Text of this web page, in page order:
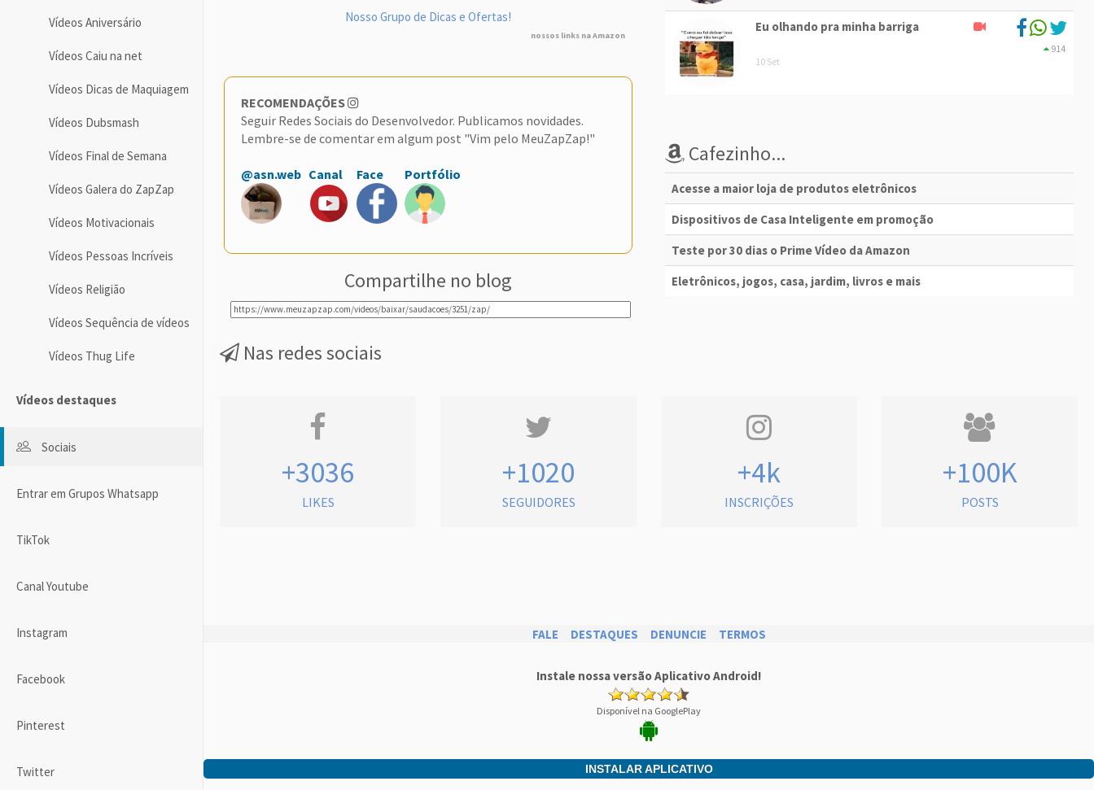
Vídeos Aniversário
Vídeos Caiu na net
Vídeos Dicas de Maquiagem
Vídeos Dubsmash
Vídeos Final de Semana
Vídeos Galera do ZapZap
Vídeos Motivacionais
Vídeos Pessoas Incríveis
Vídeos Religião
Vídeos Sequência de vídeos
Vídeos Thug Life
Vídeos destaques
Sociais
Entrar em Grupos Whatsapp
TikTok
Canal Youtube
Instagram
Facebook
Pinterest
Twitter
Nosso Grupo de Dicas e Ofertas!
nossos links na Amazon
RECOMENDAÇÕES
Seguir Redes Sociais do Desenvolvedor. Publicamos novidades.
Lembre-se de comentar em algum post "Vim pelo MeuZapZap!"
@asn.web Canal Face Portfólio
Compartilhe no blog
Eu olhando pra minha barriga
10 Set
914
Cafezinho...
Acesse a maior loja de produtos eletrônicos
Dispositivos de Casa Inteligente em promoção
Teste por 30 dias o Prime Vídeo da Amazon
Eletrônicos, jogos, casa, jardim, livros e mais
Nas redes sociais
+3036
LIKES
+1020
SEGUIDORES
+4k
INSCRIÇÕES
+100K
POSTS
FALE DESTAQUES DENUNCIE TERMOS
Instale nossa versão Aplicativo Android!
Disponível na GooglePlay
INSTALAR APLICATIVO